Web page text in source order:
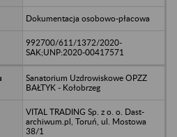
Dokumentacja osobowo-płacowa
992700/611/1372/2020-
SAK;UNP:2020-00417571
Sanatorium Uzdrowiskowe OPZZ
BAŁTYK - Kołobrzeg
VITAL TRADING Sp. z o. o. Dast-
archiwum.pl, Toruń, ul. Mostowa
38/1